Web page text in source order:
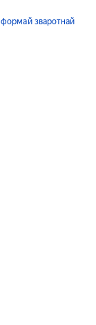
формай зваротнай